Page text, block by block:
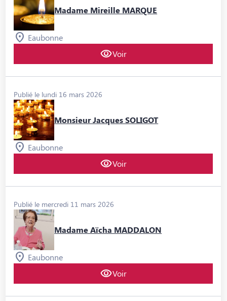
Madame Mireille MARQUE
Eaubonne
Voir
Publié le lundi 16 mars 2026
Monsieur Jacques SOLIGOT
Eaubonne
Voir
Publié le mercredi 11 mars 2026
Madame Aïcha MADDALON
Eaubonne
Voir